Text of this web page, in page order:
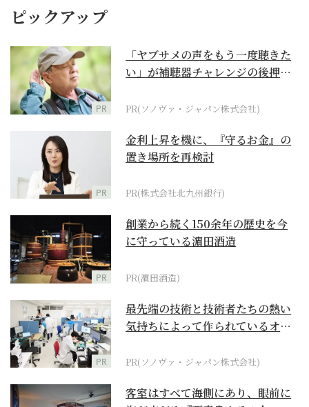
ピックアップ
PR
「ヤブサメの声をもう一度聴きた
い」が補聴器チャレンジの後押し
PR(ソノヴァ・ジャパン株式会社)
PR
金利上昇を機に、『守るお金』の
置き場所を再検討
PR(株式会社北九州銀行)
PR
創業から続く150余年の歴史を今
に守っている濵田酒造
PR(濵田酒造)
PR
最先端の技術と技術者たちの熱い
気持ちによって作られているオー
PR(ソノヴァ・ジャパン株式会社)
客室はすべて海側にあり、眼前に